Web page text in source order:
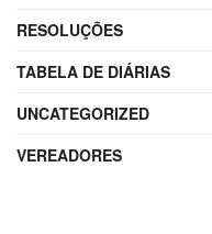
RESOLUÇÕES
TABELA DE DIÁRIAS
UNCATEGORIZED
VEREADORES